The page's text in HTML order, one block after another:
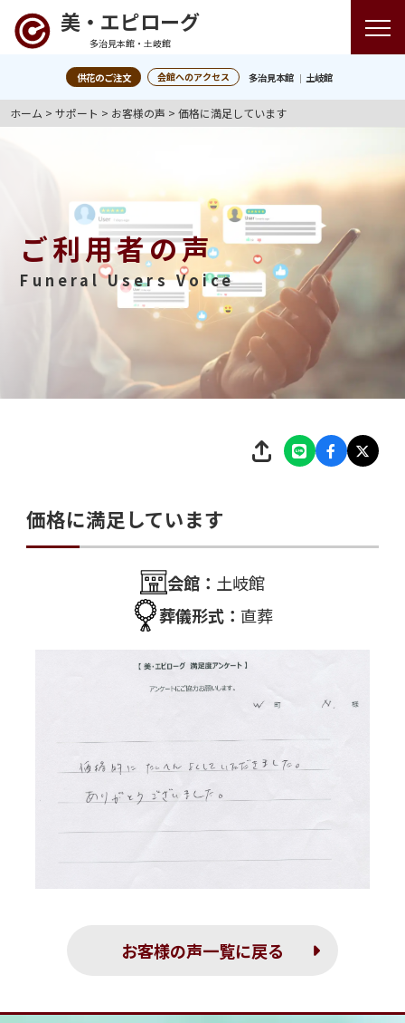
美・エピローグ
多治見本館・土岐館
供花のご注文 会館へのアクセス 多治見本館 土岐館
ホーム >サポート > お客様の声 >価格に満足しています
ご利用者の声
Funeral Users Voice
価格に満足しています
会館： 土岐館
葬儀形式： 直葬
お客様の声一覧に戻る